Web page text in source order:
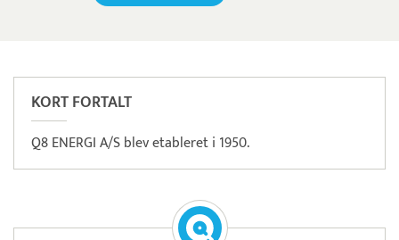
KORT FORTALT
Q8 ENERGI A/S blev etableret i 1950.